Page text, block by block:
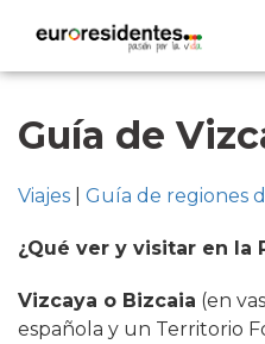
Guía de
Viajes Guía de regiones
¿Qué ver y visitar en la
Vizcaya o Bizcaia (en
española y un Territorio